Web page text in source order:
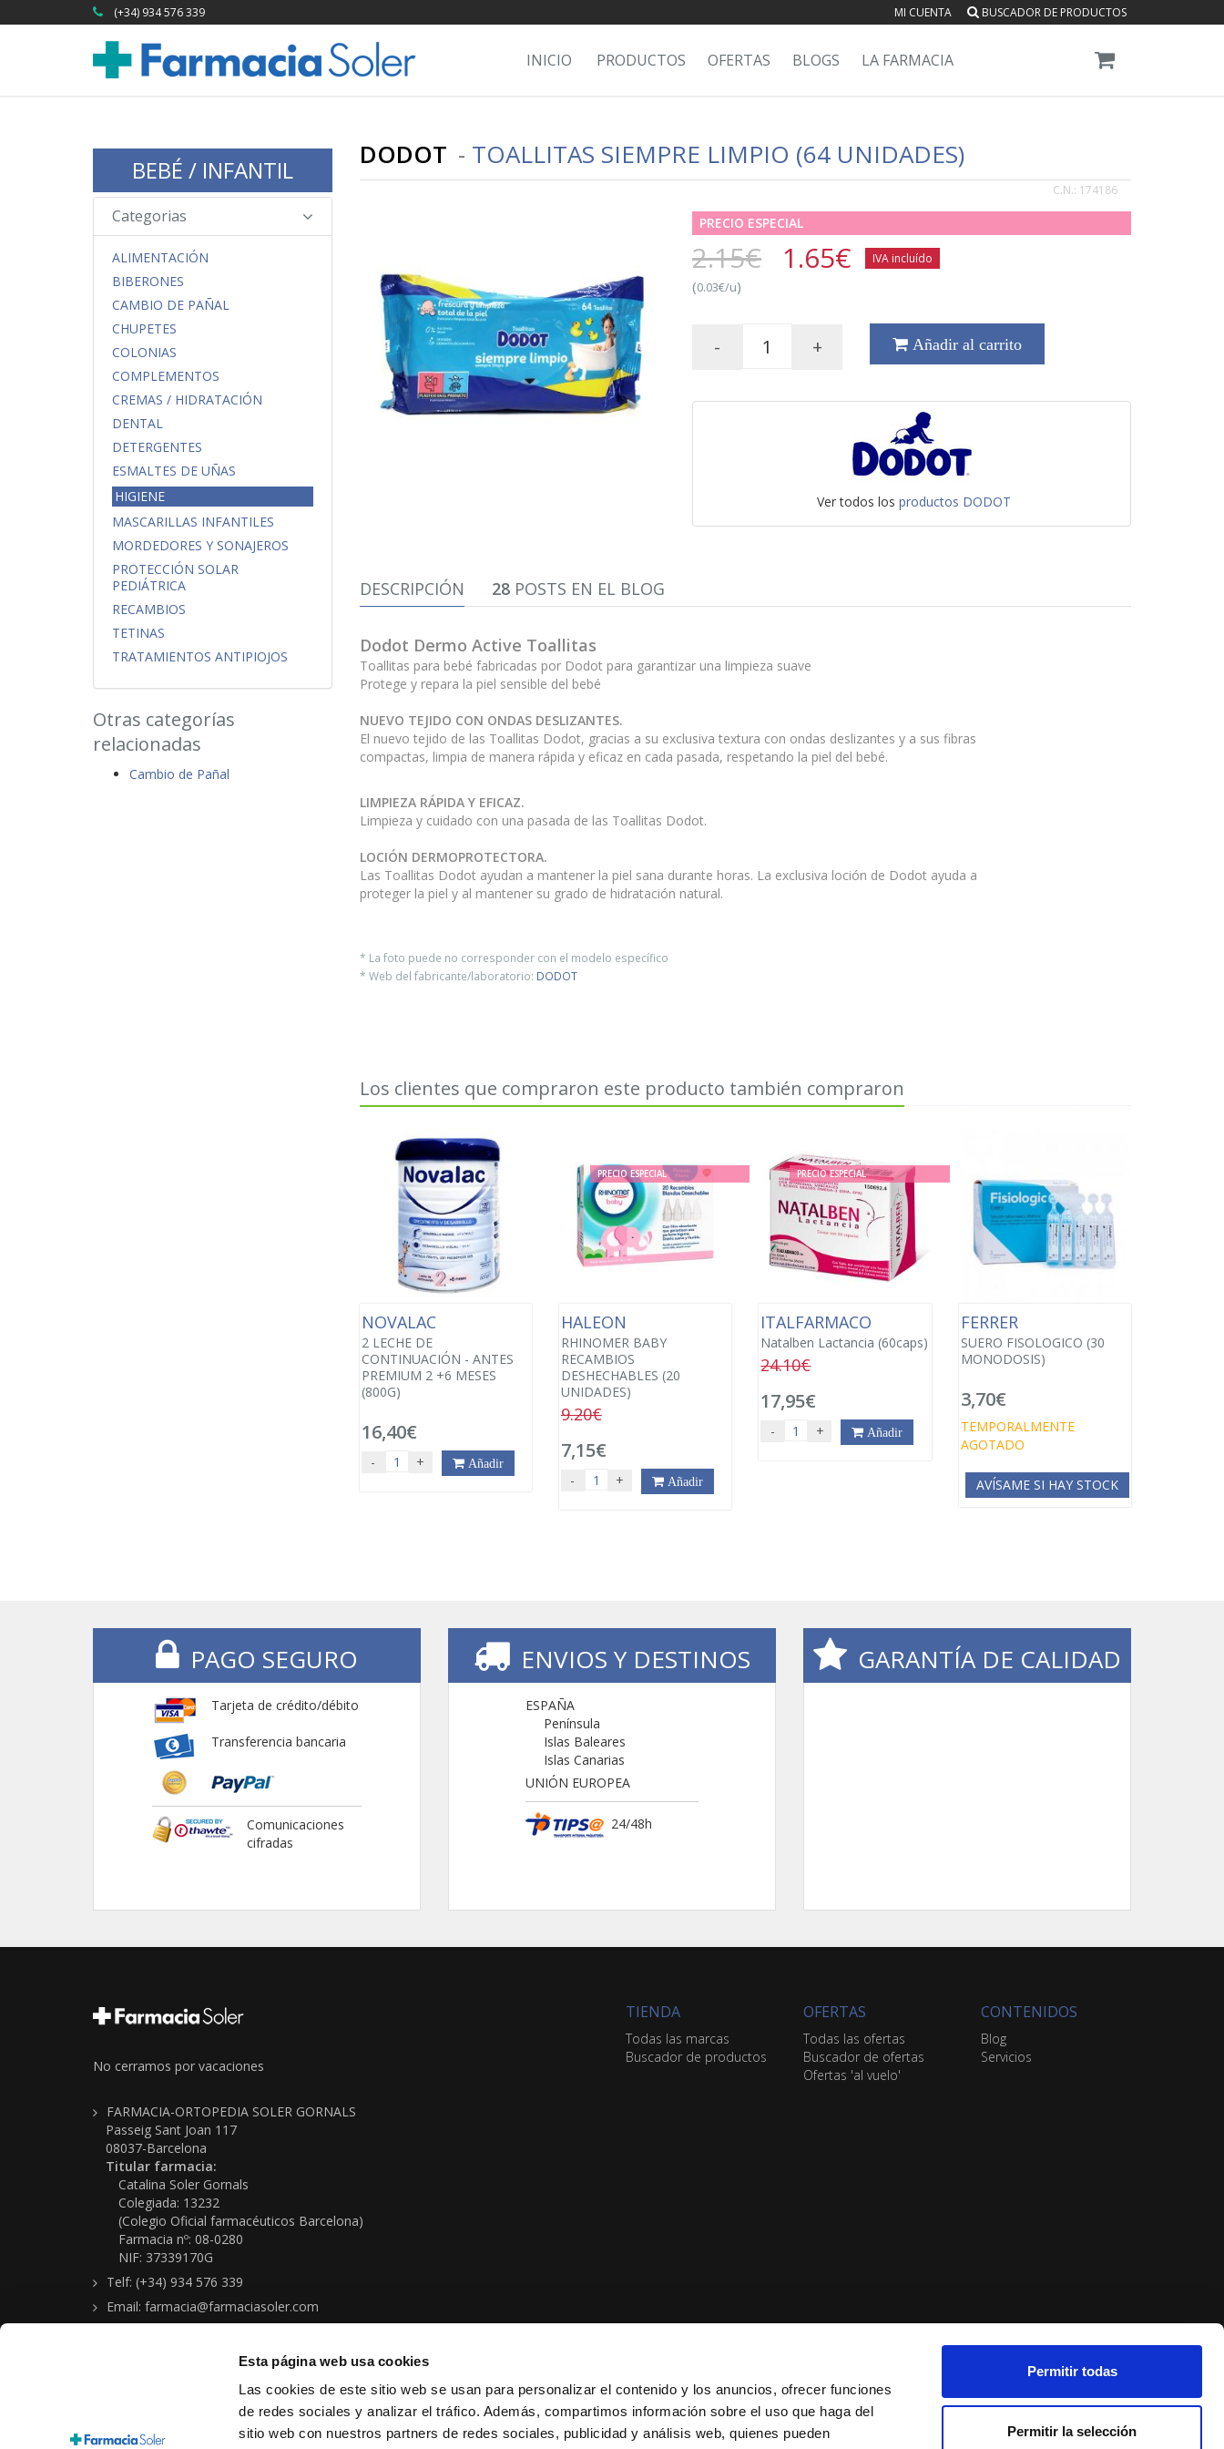
Esta página web usa cookies
Las cookies de este sitio web se usan para personalizar el contenido y los anuncios, ofrecer funciones
de redes sociales y analizar el tráfico. Además, compartimos información sobre el uso que haga del
sitio web con nuestros partners de redes sociales, publicidad y análisis web, quienes pueden
Permitir todas
Permitir la selección
(+34) 934 576 339 MI CUENTA BUSCADOR DE PRODUCTOS
INICIO PRODUCTOS OFERTAS BLOGS LA FARMACIA
BEBÉ / INFANTIL
Categorias
ALIMENTACIÓN
BIBERONES
CAMBIO DE PAÑAL
CHUPETES
COLONIAS
COMPLEMENTOS
CREMAS / HIDRATACIÓN
DENTAL
DETERGENTES
ESMALTES DE UÑAS
HIGIENE
MASCARILLAS INFANTILES
MORDEDORES Y SONAJEROS
PROTECCIÓN SOLAR
PEDIÁTRICA
RECAMBIOS
TETINAS
TRATAMIENTOS ANTIPIOJOS
Otras categorías
relacionadas
Cambio de Pañal
DODOT - TOALLITAS SIEMPRE LIMPIO (64 UNIDADES)
C.N.: 174186
PRECIO ESPECIAL
2.15€ 1.65€ IVA incluído
(0.03€/u)
- + Añadir al carrito
Ver todos losproductos DODOT
DESCRIPCIÓN 28POSTS EN EL BLOG
Dodot Dermo Active Toallitas
Toallitas para bebé fabricadas por Dodot para garantizar una limpieza suave
Protege y repara la piel sensible del bebé
NUEVO TEJIDO CON ONDAS DESLIZANTES.
El nuevo tejido de las Toallitas Dodot, gracias a su exclusiva textura con ondas deslizantes y a sus fibras
compactas, limpia de manera rápida y eficaz en cada pasada, respetando la piel del bebé.
LIMPIEZA RÁPIDA Y EFICAZ.
Limpieza y cuidado con una pasada de las Toallitas Dodot.
LOCIÓN DERMOPROTECTORA.
Las Toallitas Dodot ayudan a mantener la piel sana durante horas. La exclusiva loción de Dodot ayuda a
proteger la piel y al mantener su grado de hidratación natural.
* La foto puede no corresponder con el modelo específico
* Web del fabricante/laboratorio: DODOT
Los clientes que compraron este producto también compraron
NOVALAC
2 LECHE DE
CONTINUACIÓN - ANTES
PREMIUM 2 +6 MESES
(800G)
16,40€
- + Añadir
PRECIO ESPECIAL
HALEON
RHINOMER BABY
RECAMBIOS
DESHECHABLES (20
UNIDADES)
9.20€
7,15€
- + Añadir
PRECIO ESPECIAL
ITALFARMACO
Natalben Lactancia (60caps)
24.10€
17,95€
- + Añadir
FERRER
SUERO FISOLOGICO (30
MONODOSIS)
3,70€
TEMPORALMENTE
AGOTADO
AVÍSAME SI HAY STOCK
PAGO SEGURO
Tarjeta de crédito/débito
Transferencia bancaria
Comunicaciones
cifradas
ENVIOS Y DESTINOS
ESPAÑA
Península
Islas Baleares
Islas Canarias
UNIÓN EUROPEA
24/48h
GARANTÍA DE CALIDAD
No cerramos por vacaciones
FARMACIA-ORTOPEDIA SOLER GORNALS
Passeig Sant Joan 117
08037-Barcelona
Titular farmacia:
Catalina Soler Gornals
Colegiada: 13232
(Colegio Oficial farmacéuticos Barcelona)
Farmacia nº: 08-0280
NIF: 37339170G
Telf: (+34) 934 576 339
Email: farmacia@farmaciasoler.com
TIENDA
Todas las marcas
Buscador de productos
OFERTAS
Todas las ofertas
Buscador de ofertas
Ofertas 'al vuelo'
CONTENIDOS
Blog
Servicios